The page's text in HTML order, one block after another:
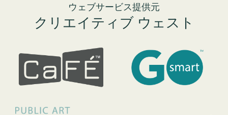
ウェブサービス提供元
クリエイティブ ウェスト